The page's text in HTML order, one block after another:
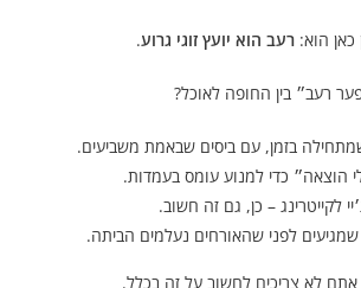
כאן הוא:רעב הוא יועץ זוגי גרוע.
רעב״ בין החופה לאוכל?
בזמן, עם ביסים שבאמת משביעים.
הוצאה״ כדי למנוע עומס בעמדות.
לקייטרינג – כן, גם זה חשוב.
שמגיעים לפני שהאורחים נעלמים הביתה.
אתם לא צריכים לחשוב על זה בכלל.